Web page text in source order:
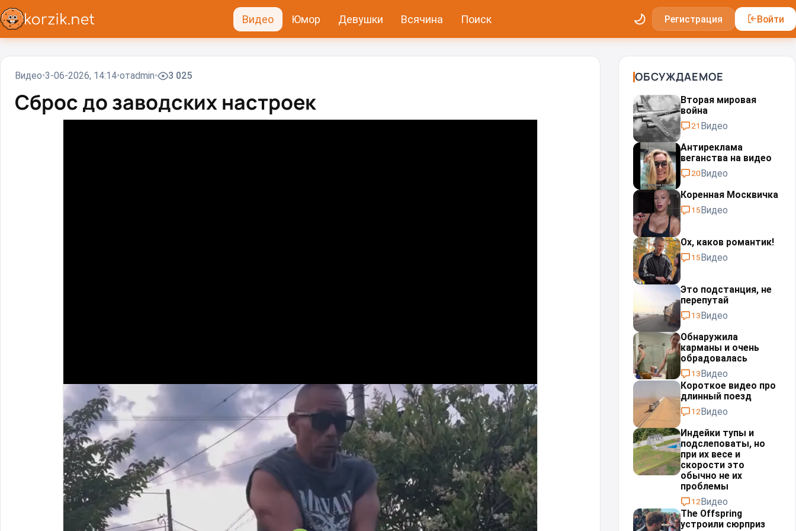
Видео Юмор Девушки Всячина Поиск Регистрация Войти
Видео 3-06-2026, 14:14 отadmin 3 025
Сброс до заводских настроек
ОБСУЖДАЕМОЕ
Вторая мировая
война
21 Видео
Антиреклама
веганства на видео
20Видео
Коренная Москвичка
15Видео
Ох, каков романтик!
15Видео
Это подстанция, не
перепутай⁠⁠
13Видео
Обнаружила
карманы и очень
обрадовалась
13Видео
Короткое видео про
длинный поезд
12Видео
Индейки тупы и
подслеповаты, но
при их весе и
скорости это
обычно не их
проблемы⁠⁠
12Видео
The Offspring
устроили сюрприз